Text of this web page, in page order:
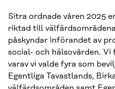
Sitra ordnade våren 2025
riktad till
påskyndar införandet av
social- och hälsovården.
varav vi valde fyra som
Egentliga Tavastlands,